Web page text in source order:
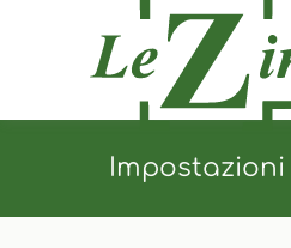
Impostazioni